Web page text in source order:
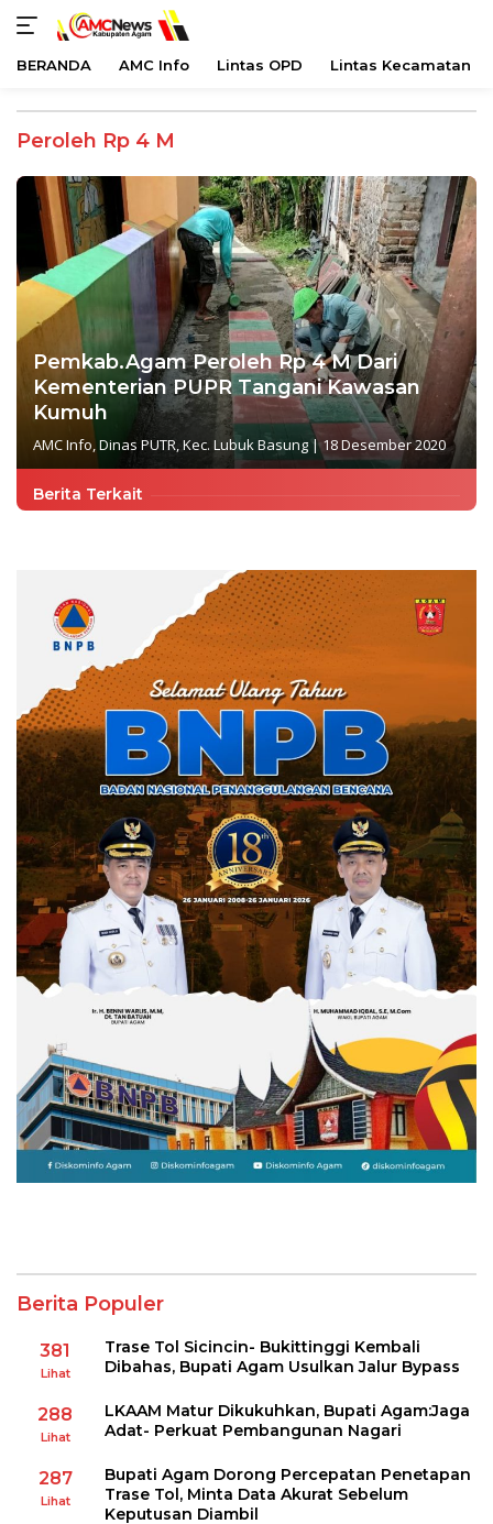
konten
BERANDA AMC Info Lintas OPD Lintas Kecamatan
Peroleh Rp 4 M
Pemkab.Agam Peroleh Rp 4 M Dari
Kementerian PUPR Tangani Kawasan
Kumuh
AMC Info,Dinas PUTR,Kec. Lubuk Basung |18 Desember 2020
Berita Terkait
Berita Populer
381
Lihat
Trase Tol Sicincin- Bukittinggi Kembali
Dibahas, Bupati Agam Usulkan Jalur Bypass
288
Lihat
LKAAM Matur Dikukuhkan, Bupati Agam:Jaga
Adat- Perkuat Pembangunan Nagari
287
Lihat
Bupati Agam Dorong Percepatan Penetapan
Trase Tol, Minta Data Akurat Sebelum
Keputusan Diambil